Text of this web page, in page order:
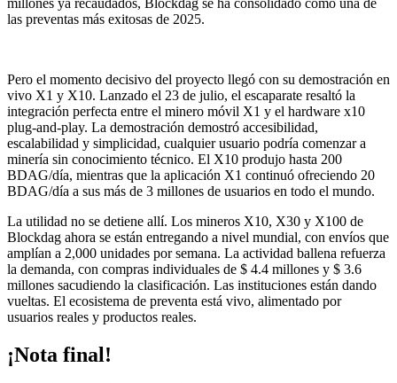
las preventas más exitosas de 2025.
Pero el momento decisivo del proyecto llegó con su demostración en
vivo X1 y X10. Lanzado el 23 de julio, el escaparate resaltó la
integración perfecta entre el minero móvil X1 y el hardware x10
plug-and-play. La demostración demostró accesibilidad,
escalabilidad y simplicidad, cualquier usuario podría comenzar a
minería sin conocimiento técnico. El X10 produjo hasta 200
BDAG/día, mientras que la aplicación X1 continuó ofreciendo 20
BDAG/día a sus más de 3 millones de usuarios en todo el mundo.
La utilidad no se detiene allí. Los mineros X10, X30 y X100 de
Blockdag ahora se están entregando a nivel mundial, con envíos que
amplían a 2,000 unidades por semana. La actividad ballena refuerza
la demanda, con compras individuales de $ 4.4 millones y $ 3.6
millones sacudiendo la clasificación. Las instituciones están dando
vueltas. El ecosistema de preventa está vivo, alimentado por
usuarios reales y productos reales.
¡Nota final!